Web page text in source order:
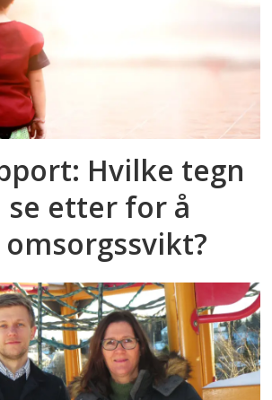
Hvilke tegn
se etter for å